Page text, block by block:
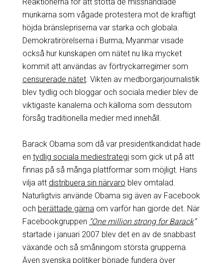
munkarna som vågade protestera mot de kraftigt
höjda bränslepriserna var starka och globala.
Demokratirörelserna i Burma, Myanmar visade
också hur kunskapen om nätet nu lika mycket
kommit att användas av förtryckarregimer som
censurerade nätet. Vikten av medborgarjournalistik
blev tydlig och bloggar och sociala medier blev de
viktigaste kanalerna och källorna som dessutom
försåg traditionella medier med innehåll.
Barack Obama som då var presidentkandidat hade
en tydlig sociala mediestrategisom gick ut på att
finnas på så många plattformar som möjligt. Hans
vilja att distribuera sin närvaro blev omtalad.
Naturligtvis använde Obama sig även av Facebook
och berättade gärna om varför han gjorde det. När
Facebookgruppen ”One million strong for Barack”
startade i januari 2007 blev det en av de snabbast
växande och så småningom största grupperna.
Även svenska politiker började fundera över